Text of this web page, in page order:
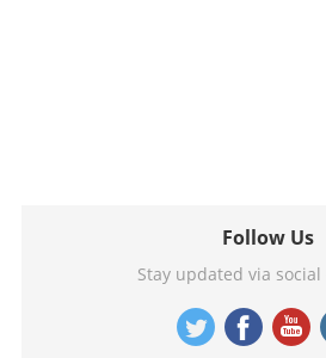
Follow Us
Stay updated via